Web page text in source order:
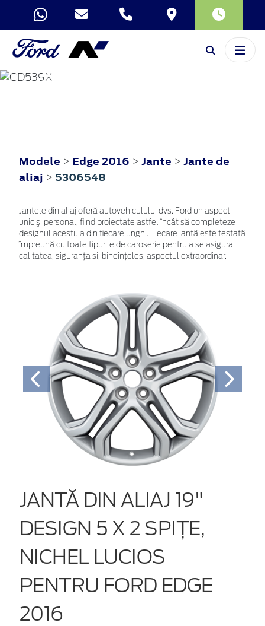
EDGE
Modele > Edge 2016 > Jante > Jante de
aliaj > 5306548
Jantele din aliaj oferă autovehiculului dvs. Ford un aspect
unic şi personal, fiind proiectate astfel încât să completeze
designul acestuia din fiecare unghi. Fiecare jantă este testată
împreună cu toate tipurile de caroserie pentru a se asigura
calitatea, siguranţa şi, bineînţeles, aspectul extraordinar.
JANTĂ DIN ALIAJ 19"
DESIGN 5 X 2 SPIŢE,
NICHEL LUCIOS
PENTRU FORD EDGE
2016